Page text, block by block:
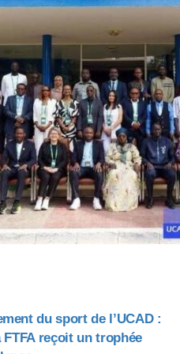
du sport de l’UCAD :
reçoit un trophée